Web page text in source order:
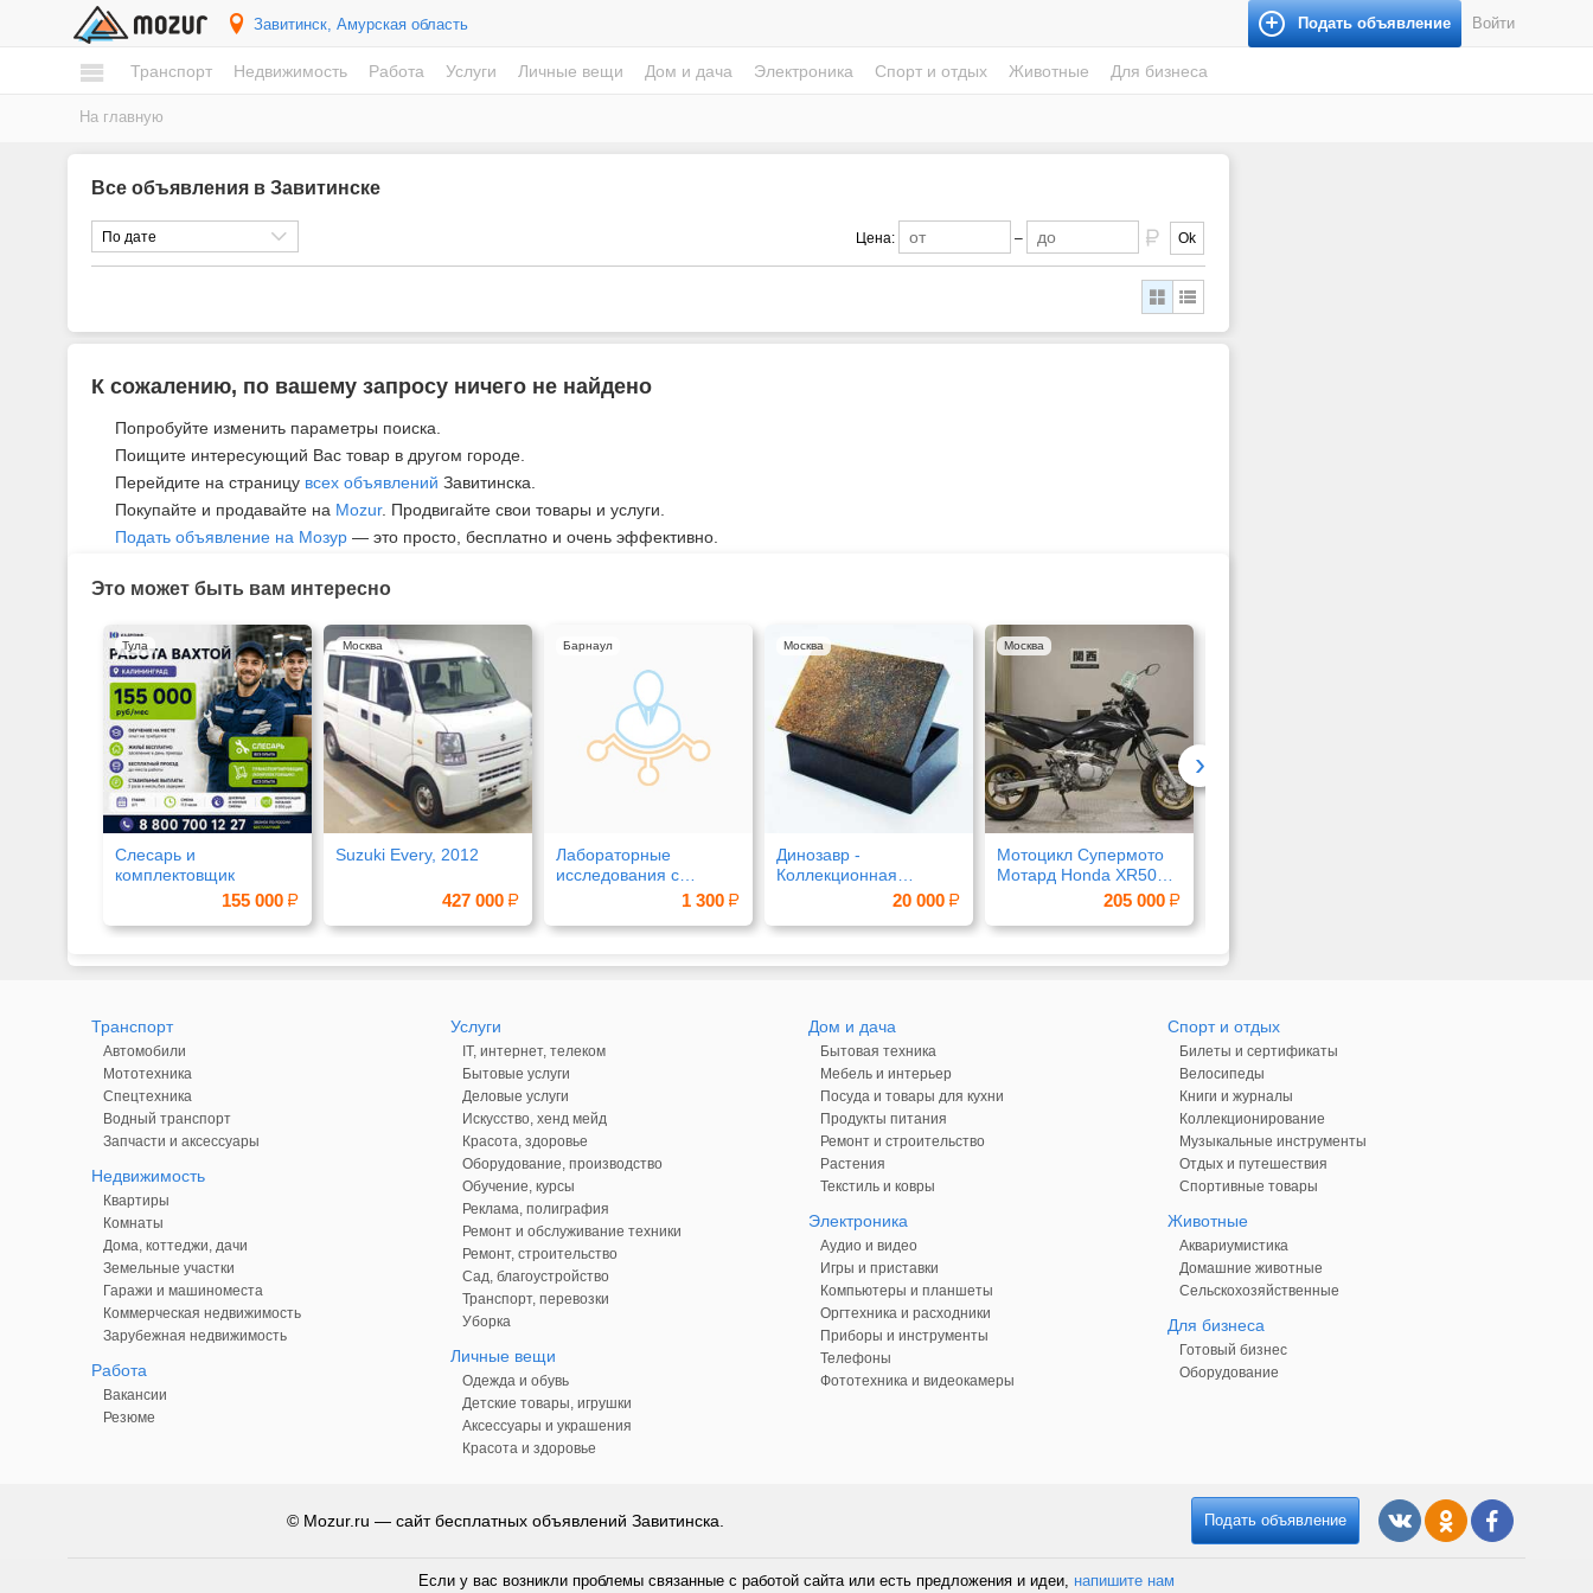
Завитинск, Амурская область Подать объявление Войти
Транспорт Недвижимость Работа Услуги Личные вещи Дом и дача Электроника Спорт и отдых Животные Для бизнеса
На главную
Все объявления в Завитинске
По дате Цена: – Ok
К сожалению, по вашему запросу ничего не найдено
Попробуйте изменить параметры поиска.
Поищите интересующий Вас товар в другом городе.
Перейдите на страницу всех объявлений Завитинска.
Покупайте и продавайте на Mozur. Продвигайте свои товары и услуги.
Подать объявление на Мозур — это просто, бесплатно и очень эффективно.
Это может быть вам интересно
Слесарь и
комплектовщик
155 000
Тула
Suzuki Every, 2012
427 000
Москва
Лабораторные
исследования с
выездом на дом в1 300
Барнаул
Динозавр -
Коллекционная
20 000
Москва
Мотоцикл Супермото
Мотард Honda XR50
Motard рама AD14
205 000
Москва
›
Транспорт
Автомобили
Мототехника
Спецтехника
Водный транспорт
Запчасти и аксессуары
Недвижимость
Квартиры
Комнаты
Дома, коттеджи, дачи
Земельные участки
Гаражи и машиноместа
Коммерческая недвижимость
Зарубежная недвижимость
Работа
Вакансии
Резюме
Услуги
IT, интернет, телеком
Бытовые услуги
Деловые услуги
Искусство, хенд мейд
Красота, здоровье
Оборудование, производство
Обучение, курсы
Реклама, полиграфия
Ремонт и обслуживание техники
Ремонт, строительство
Сад, благоустройство
Транспорт, перевозки
Уборка
Личные вещи
Одежда и обувь
Детские товары, игрушки
Аксессуары и украшения
Красота и здоровье
Дом и дача
Бытовая техника
Мебель и интерьер
Посуда и товары для кухни
Продукты питания
Ремонт и строительство
Растения
Текстиль и ковры
Электроника
Аудио и видео
Игры и приставки
Компьютеры и планшеты
Оргтехника и расходники
Приборы и инструменты
Телефоны
Фототехника и видеокамеры
Спорт и отдых
Билеты и сертификаты
Велосипеды
Книги и журналы
Коллекционирование
Музыкальные инструменты
Отдых и путешествия
Спортивные товары
Животные
Аквариумистика
Домашние животные
Сельскохозяйственные
Для бизнеса
Готовый бизнес
Оборудование
© Mozur.ru — сайт бесплатных объявлений Завитинска. Подать объявление
Если у вас возникли проблемы связанные с работой сайта или есть предложения и идеи, напишите нам